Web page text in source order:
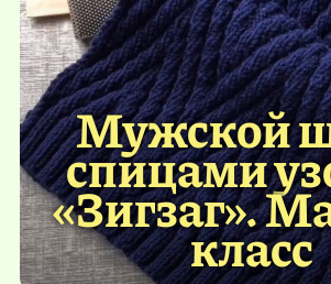
Мужской
спицами
«Зигзаг».
класс